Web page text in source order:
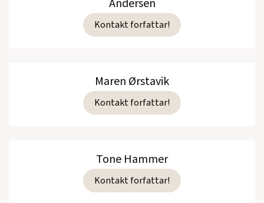
Andersen
Kontakt forfattar!
Maren Ørstavik
Kontakt forfattar!
Tone Hammer
Kontakt forfattar!